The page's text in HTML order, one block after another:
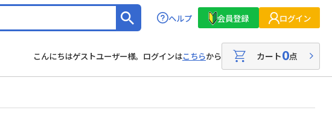
ヘルプ 会員登録 ログイン
こんにちはゲストユーザー様。ログインはこちらから カート0点